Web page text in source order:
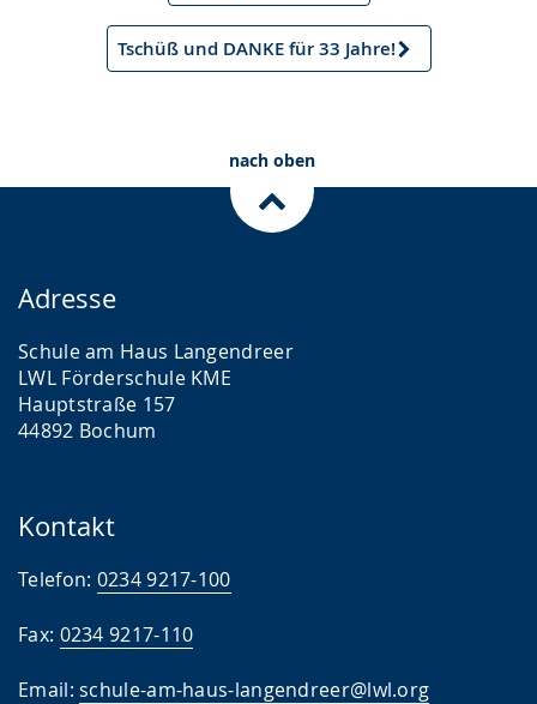
Tschüß und DANKE für 33 Jahre!
Nächster
nach oben
Adresse
Schule am Haus Langendreer
LWL Förderschule KME
Hauptstraße 157
44892 Bochum
Kontakt
Telefon: 0234 9217-100
Fax: 0234 9217-110
Email:schule-am-haus-langendreer@lwl.org